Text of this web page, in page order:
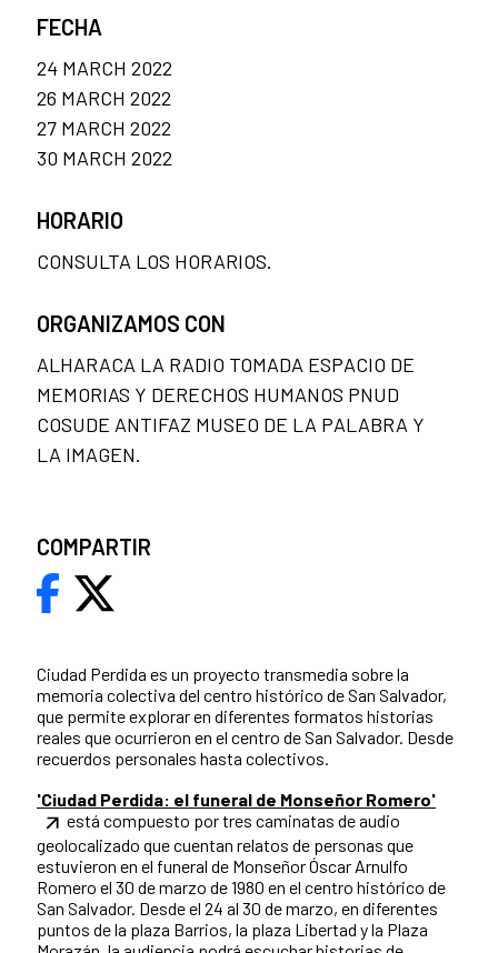
Ciudad Perdida es un proyecto transmedia sobre la
memoria colectiva del centro histórico de San Salvador,
que permite explorar en diferentes formatos historias
reales que ocurrieron en el centro de San Salvador. Desde
recuerdos personales hasta colectivos.
'Ciudad Perdida: el funeral de Monseñor Romero'
está compuesto por tres caminatas de audio
geolocalizado que cuentan relatos de personas que
estuvieron en el funeral de Monseñor Óscar Arnulfo
Romero el 30 de marzo de 1980 en el centro histórico de
San Salvador. Desde el 24 al 30 de marzo, en diferentes
puntos de la plaza Barrios, la plaza Libertad y la Plaza
FECHA
24 MARCH 2022
26 MARCH 2022
27 MARCH 2022
30 MARCH 2022
HORARIO
CONSULTA LOS HORARIOS.
ORGANIZAMOS CON
ALHARACA LA RADIO TOMADA ESPACIO DE
MEMORIAS Y DERECHOS HUMANOS PNUD
COSUDE ANTIFAZ MUSEO DE LA PALABRA Y
LA IMAGEN.
COMPARTIR